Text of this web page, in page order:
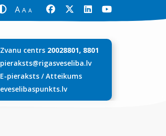
A A A
Zvanu centrs 20028801, 8801
pieraksts@rigasveseliba.lv
E-pieraksts/Atteikums
eveselibaspunkts.lv